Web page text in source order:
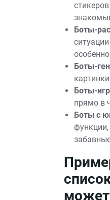
Боты-
Боты-
Боты-
прямо в
Боты с
может